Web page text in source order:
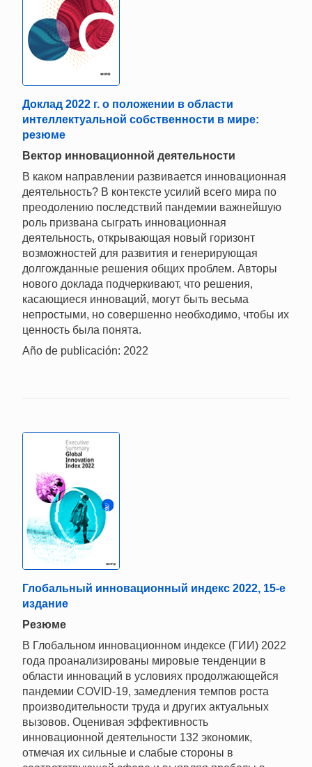
Доклад 2022 г. о положении в области
интеллектуальной собственности в мире:
резюме
Вектор инновационной деятельности
В каком направлении развивается инновационная
деятельность? В контексте усилий всего мира по
преодолению последствий пандемии важнейшую
роль призвана сыграть инновационная
деятельность, открывающая новый горизонт
возможностей для развития и генерирующая
долгожданные решения общих проблем. Авторы
нового доклада подчеркивают, что решения,
касающиеся инноваций, могут быть весьма
непростыми, но совершенно необходимо, чтобы их
ценность была понята.
Año de publicación: 2022
Глобальный инновационный индекс 2022, 15-е
издание
Резюме
В Глобальном инновационном индексе (ГИИ) 2022
года проанализированы мировые тенденции в
области инноваций в условиях продолжающейся
пандемии COVID-19, замедления темпов роста
производительности труда и других актуальных
вызовов. Оценивая эффективность
инновационной деятельности 132 экономик,
отмечая их сильные и слабые стороны в